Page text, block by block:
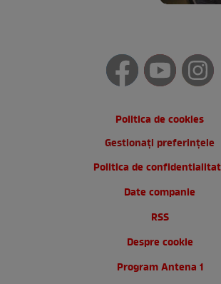
Politica de cookies
Gestionați preferințele
Politica de
Date companie
RSS
Despre cookie
Program Antena 1